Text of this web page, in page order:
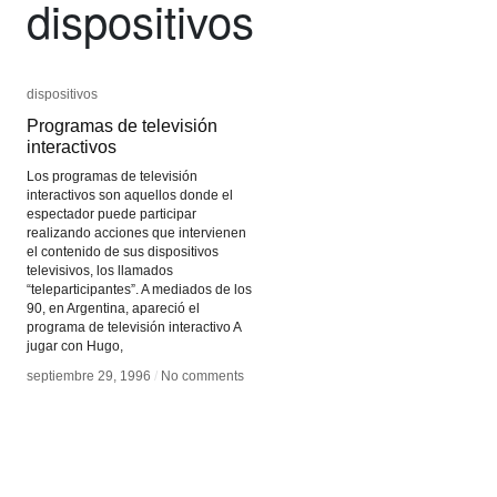
dispositivos
dispositivos
Programas de televisión
interactivos
Los programas de televisión
interactivos son aquellos donde el
espectador puede participar
realizando acciones que intervienen
el contenido de sus dispositivos
televisivos, los llamados
“teleparticipantes”. A mediados de los
90, en Argentina, apareció el
programa de televisión interactivo A
jugar con Hugo,
septiembre 29, 1996 / No comments
dispositivos
Programas de televisión
interactivos
septiembre 29, 1996 / No comments